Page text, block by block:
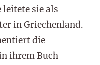
sie als
in Griechenland.
die
ihrem Buch